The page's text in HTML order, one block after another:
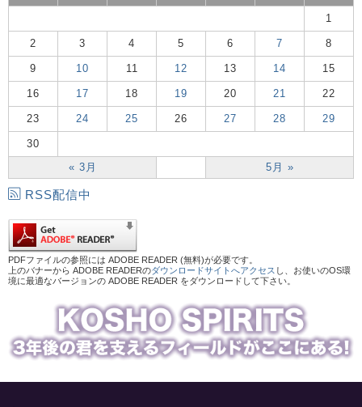
« 3月 5月 »
1
2 3 4 5 6 7 8
9 10 11 12 13 14 15
16 17 18 19 20 21 22
23 24 25 26 27 28 29
30
RSS配信中
PDFファイルの参照には ADOBE READER (無料)が必要です。
上のバナーから ADOBE READERのダウンロードサイトへアクセス し、お使いのOS環
境に最適なバージョンの ADOBE READER をダウンロードして下さい。